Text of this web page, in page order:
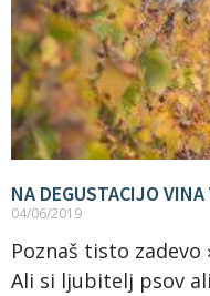
NA DEGUSTACIJO VINA
04/06/2019
Poznaš tisto
Ali si ljubitelj psov